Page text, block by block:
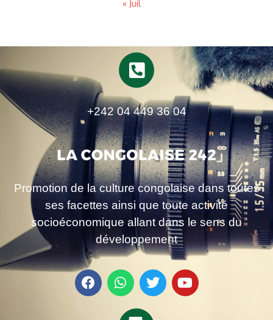
« Juil
+242 04 449 36 04
Promotion de la culture congolaise dans toutes
ses facettes ainsi que toute activité
socioéconomique allant dans le sens du
développement